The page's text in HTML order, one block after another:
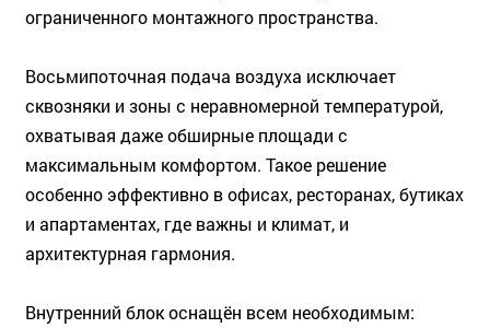
ограниченного монтажного пространства.
Восьмипоточная подача воздуха исключает
сквозняки и зоны с неравномерной температурой,
охватывая даже обширные площади с
максимальным комфортом. Такое решение
особенно эффективно в офисах, ресторанах, бутиках
и апартаментах, где важны и климат, и
архитектурная гармония.
Внутренний блок оснащён всем необходимым: